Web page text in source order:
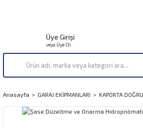
Üye Girişi
veya Üye Ol
Anasayfa GARAJ EKİPMANLARI KAPORTA